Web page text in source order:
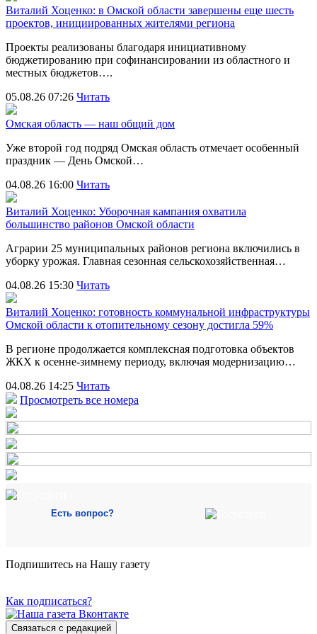
Виталий Хоценко: в Омской области завершены еще шесть
проектов, инициированных жителями региона
Проекты реализованы благодаря инициативному
бюджетированию при софинансировании из областного и
местных бюджетов….
05.08.26 07:26 Читать
Омская область — наш общий дом
Уже второй год подряд Омская область отмечает особенный
праздник — День Омской…
04.08.26 16:00 Читать
Виталий Хоценко: Уборочная кампания охватила
большинство районов Омской области
Аграрии 25 муниципальных районов региона включились в
уборку урожая. Главная сезонная сельскохозяйственная…
04.08.26 15:30 Читать
Виталий Хоценко: готовность коммунальной инфраструктуры
Омской области к отопительному сезону достигла 59%
В регионе продолжается комплексная подготовка объектов
ЖКХ к осенне-зимнему периоду, включая модернизацию…
04.08.26 14:25 Читать
Просмотреть все номера
Есть вопрос?
Подпишитесь на Нашу газету
Как подписаться?
Связаться с редакцией